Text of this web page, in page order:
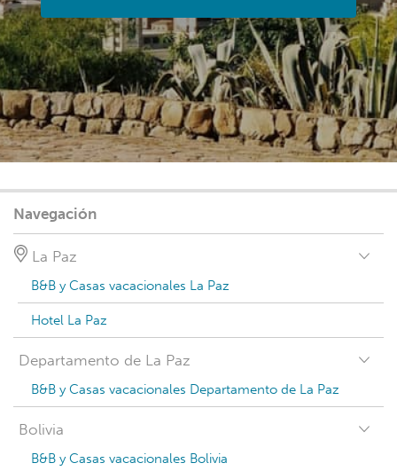
Navegación
La Paz
B&B y Casas vacacionales La Paz
Hotel La Paz
Departamento de La Paz
B&B y Casas vacacionales Departamento de La Paz
Bolivia
B&B y Casas vacacionales Bolivia